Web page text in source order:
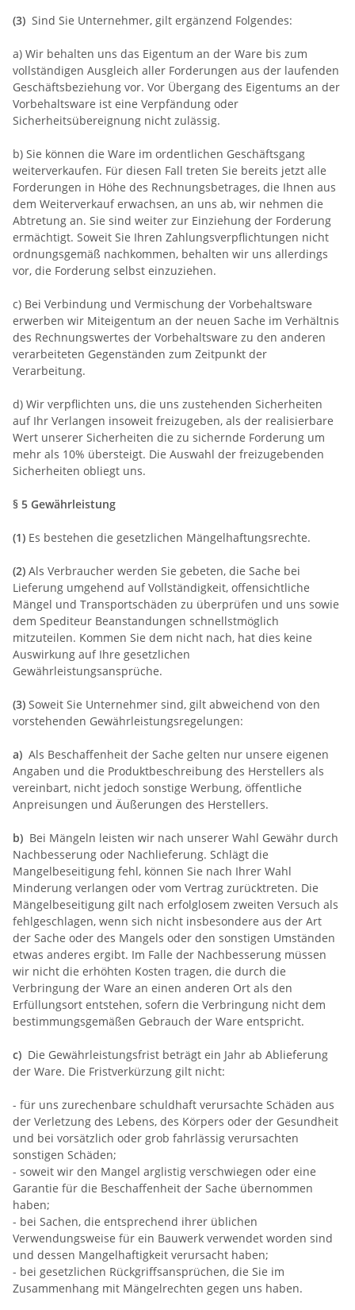
(3) Sind Sie Unternehmer, gilt ergänzend Folgendes:
a) Wir behalten uns das Eigentum an der Ware bis zum
vollständigen Ausgleich aller Forderungen aus der laufenden
Geschäftsbeziehung vor. Vor Übergang des Eigentums an der
Vorbehaltsware ist eine Verpfändung oder
Sicherheitsübereignung nicht zulässig.
b) Sie können die Ware im ordentlichen Geschäftsgang
weiterverkaufen. Für diesen Fall treten Sie bereits jetzt alle
Forderungen in Höhe des Rechnungsbetrages, die Ihnen aus
dem Weiterverkauf erwachsen, an uns ab, wir nehmen die
Abtretung an. Sie sind weiter zur Einziehung der Forderung
ermächtigt. Soweit Sie Ihren Zahlungsverpflichtungen nicht
ordnungsgemäß nachkommen, behalten wir uns allerdings
vor, die Forderung selbst einzuziehen.
c) Bei Verbindung und Vermischung der Vorbehaltsware
erwerben wir Miteigentum an der neuen Sache im Verhältnis
des Rechnungswertes der Vorbehaltsware zu den anderen
verarbeiteten Gegenständen zum Zeitpunkt der
Verarbeitung.
d) Wir verpflichten uns, die uns zustehenden Sicherheiten
auf Ihr Verlangen insoweit freizugeben, als der realisierbare
Wert unserer Sicherheiten die zu sichernde Forderung um
mehr als 10% übersteigt. Die Auswahl der freizugebenden
Sicherheiten obliegt uns.
§ 5 Gewährleistung
(1) Es bestehen die gesetzlichen Mängelhaftungsrechte.
(2) Als Verbraucher werden Sie gebeten, die Sache bei
Lieferung umgehend auf Vollständigkeit, offensichtliche
Mängel und Transportschäden zu überprüfen und uns sowie
dem Spediteur Beanstandungen schnellstmöglich
mitzuteilen. Kommen Sie dem nicht nach, hat dies keine
Auswirkung auf Ihre gesetzlichen
Gewährleistungsansprüche.
(3) Soweit Sie Unternehmer sind, gilt abweichend von den
vorstehenden Gewährleistungsregelungen:
a) Als Beschaffenheit der Sache gelten nur unsere eigenen
Angaben und die Produktbeschreibung des Herstellers als
vereinbart, nicht jedoch sonstige Werbung, öffentliche
Anpreisungen und Äußerungen des Herstellers.
b) Bei Mängeln leisten wir nach unserer Wahl Gewähr durch
Nachbesserung oder Nachlieferung. Schlägt die
Mangelbeseitigung fehl, können Sie nach Ihrer Wahl
Minderung verlangen oder vom Vertrag zurücktreten. Die
Mängelbeseitigung gilt nach erfolglosem zweiten Versuch als
fehlgeschlagen, wenn sich nicht insbesondere aus der Art
der Sache oder des Mangels oder den sonstigen Umständen
etwas anderes ergibt. Im Falle der Nachbesserung müssen
wir nicht die erhöhten Kosten tragen, die durch die
Verbringung der Ware an einen anderen Ort als den
Erfüllungsort entstehen, sofern die Verbringung nicht dem
bestimmungsgemäßen Gebrauch der Ware entspricht.
c) Die Gewährleistungsfrist beträgt ein Jahr ab Ablieferung
der Ware. Die Fristverkürzung gilt nicht:
- für uns zurechenbare schuldhaft verursachte Schäden aus
der Verletzung des Lebens, des Körpers oder der Gesundheit
und bei vorsätzlich oder grob fahrlässig verursachten
sonstigen Schäden;
- soweit wir den Mangel arglistig verschwiegen oder eine
Garantie für die Beschaffenheit der Sache übernommen
haben;
- bei Sachen, die entsprechend ihrer üblichen
Verwendungsweise für ein Bauwerk verwendet worden sind
und dessen Mangelhaftigkeit verursacht haben;
- bei gesetzlichen Rückgriffsansprüchen, die Sie im
Zusammenhang mit Mängelrechten gegen uns haben.